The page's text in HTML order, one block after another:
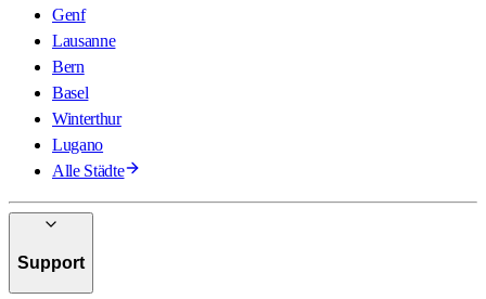
Genf
Lausanne
Bern
Basel
Winterthur
Lugano
Alle Städte
Support